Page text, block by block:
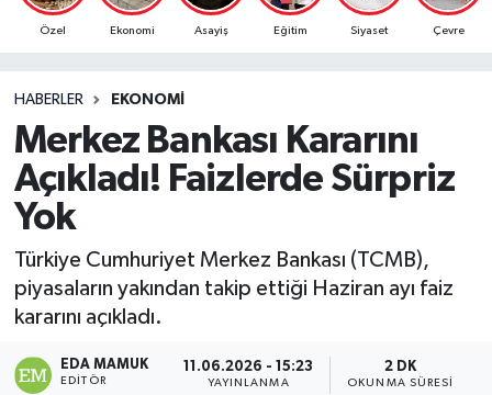
Özel Ekonomi Asayiş Eğitim Siyaset Çevre
HABERLER EKONOMI
Merkez Bankası Kararını
Açıkladı! Faizlerde Sürpriz
Yok
Türkiye Cumhuriyet Merkez Bankası (TCMB),
piyasaların yakından takip ettiği Haziran ayı faiz
kararını açıkladı.
EDA MAMUK
EDITÖR
11.06.2026 - 15:23
YAYINLANMA
2 DK
OKUNMA SÜRESI
Gündem
Haber Reklam
Magazin
Özel
Resmi İlanlar
Sağlık
Son Dakika Haberleri
Haber Arşivi